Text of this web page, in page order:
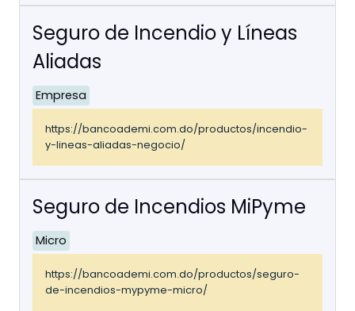
Seguro de Incendio y Líneas
Aliadas
Empresa
https://bancoademi.com.do/productos/incendio-
y-lineas-aliadas-negocio/
Seguro de Incendios MiPyme
Micro
https://bancoademi.com.do/productos/seguro-
de-incendios-mypyme-micro/